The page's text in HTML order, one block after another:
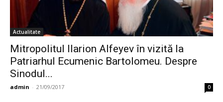
Actualitate
Mitropolitul Ilarion Alfeyev în vizită la
Patriarhul Ecumenic Bartolomeu. Despre
Sinodul...
admin - 21/09/2017 0